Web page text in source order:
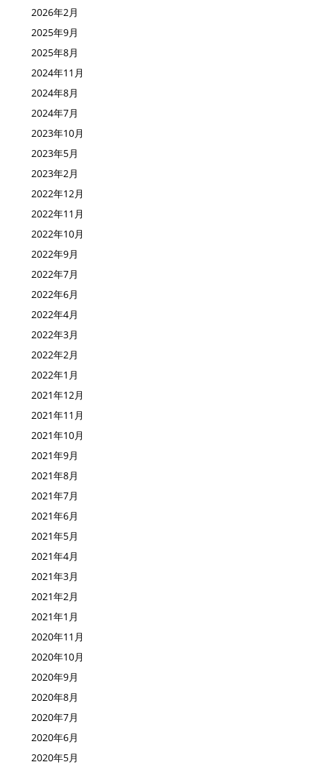
2026年5月
2026年2月
2025年9月
2025年8月
2024年11月
2024年8月
2024年7月
2023年10月
2023年5月
2023年2月
2022年12月
2022年11月
2022年10月
2022年9月
2022年7月
2022年6月
2022年4月
2022年3月
2022年2月
2022年1月
2021年12月
2021年11月
2021年10月
2021年9月
2021年8月
2021年7月
2021年6月
2021年5月
2021年4月
2021年3月
2021年2月
2021年1月
2020年11月
2020年10月
2020年9月
2020年8月
2020年7月
2020年6月